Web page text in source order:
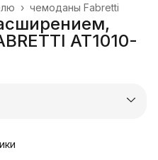
чемоданы Fabretti
›
AT1010-